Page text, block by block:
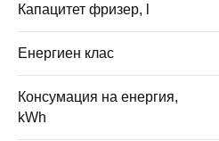
Капацитет фризер, l
Енергиен клас
Консумация на енергия,
kWh